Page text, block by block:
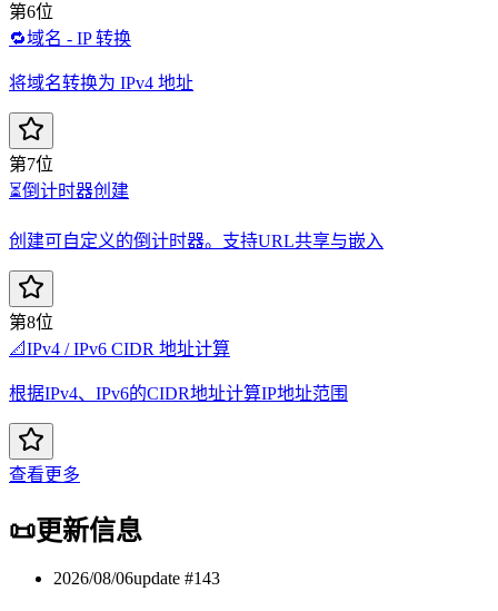
第6位
🔁域名 - IP 转换
将域名转换为 IPv4 地址
第7位
⏳倒计时器创建
创建可自定义的倒计时器。支持URL共享与嵌入
第8位
📐IPv4 / IPv6 CIDR 地址计算
根据IPv4、IPv6的CIDR地址计算IP地址范围
查看更多
📜更新信息
2026/08/06update #143